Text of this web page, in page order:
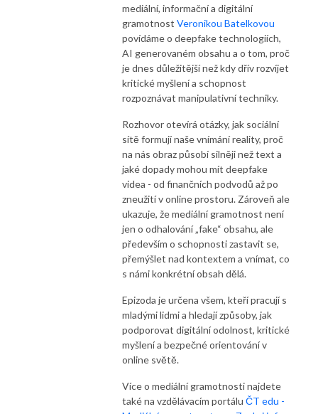
mediální, informační a digitální
gramotnost Veronikou Batelkovou
povídáme o deepfake technologiích,
AI generovaném obsahu a o tom, proč
je dnes důležitější než kdy dřív rozvíjet
kritické myšlení a schopnost
rozpoznávat manipulativní techniky.
Rozhovor otevírá otázky, jak sociální
sítě formují naše vnímání reality, proč
na nás obraz působí silněji než text a
jaké dopady mohou mít deepfake
videa - od finančních podvodů až po
zneužití v online prostoru. Zároveň ale
ukazuje, že mediální gramotnost není
jen o odhalování „fake“ obsahu, ale
především o schopnosti zastavit se,
přemýšlet nad kontextem a vnímat, co
s námi konkrétní obsah dělá.
Epizoda je určena všem, kteří pracují s
mladými lidmi a hledají způsoby, jak
podporovat digitální odolnost, kritické
myšlení a bezpečné orientování v
online světě.
Více o mediální gramotnosti najdete
také na vzdělávacím portálu ČT edu -